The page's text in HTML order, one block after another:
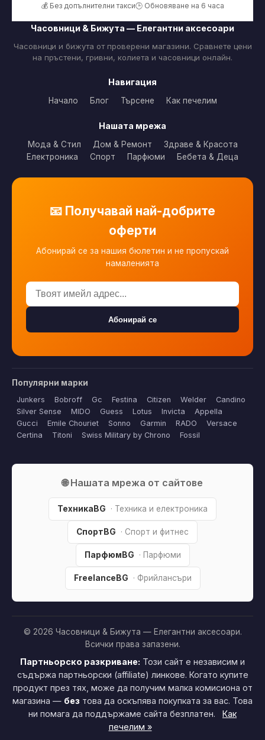
💰 Без допълнителни такси🕒 Обновяване на 6 часа
Часовници & Бижута — Елегантни аксесоари
Часовници и бижута от проверени магазини. Сравнете цени
на пръстени, гривни, колиета и часовници онлайн.
Навигация
Начало Блог Търсене Как печелим
Нашата мрежа
Мода & Стил Дом & Ремонт
Здраве & Красота
Електроника
Спорт Парфюми Бебета & Деца
📧 Получавай най-добрите
оферти
Абонирай се за нашия бюлетин и не пропускай
намаленията
Абонирай се
Популярни марки
Junkers Bobroff Gc Festina Citizen Welder
Candino
Silver Sense
MIDO Guess Lotus Invicta
Appella
Gucci
Emile Chouriet Sonno Garmin RADO
Versace
Certina
Titoni Swiss Military by Chrono Fossil
🌐 Нашата мрежа от сайтове
ТехникаBG · Техника и електроника
СпортBG · Спорт и фитнес
ПарфюмBG · Парфюми
FreelanceBG · Фрийлансъри
© 2026 Часовници & Бижута — Елегантни аксесоари.
Всички права запазени.
Партньорско разкриване: Този сайт е независим и
съдържа партньорски (affiliate) линкове. Когато купите
продукт през тях, може да получим малка комисиона от
магазина — без това да оскъпява покупката за вас. Това
ни помага да поддържаме сайта безплатен.
Как
печелим »